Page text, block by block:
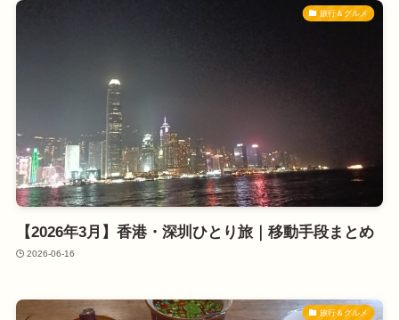
旅行＆グルメ
【2026年3月】香港・深圳ひとり旅｜移動手段まとめ
2026-06-16
旅行＆グルメ